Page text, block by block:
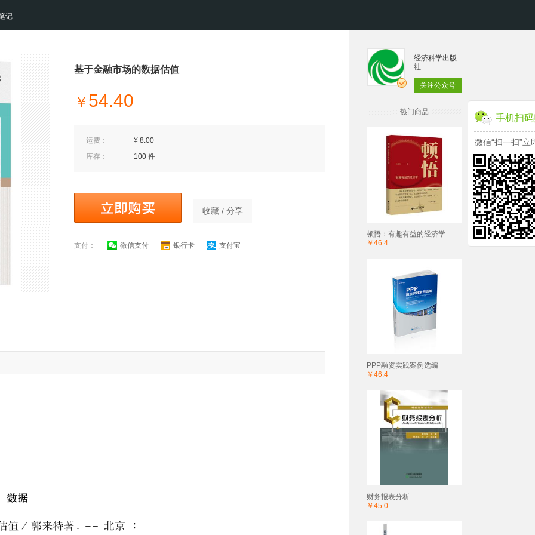
记
基于金融市场的数据估值
￥ 54.40
运费：
¥ 8.00
库存：
100 件
收藏 / 分享
支付： 微信支付 银行卡 支付宝
经济科学出版
社
关注公众号
热门商品
顿悟：有趣有益的经济学
￥46.4
PPP融资实践案例选编
￥46.4
财务报表分析
￥45.0
手机扫
微信“扫一扫”立